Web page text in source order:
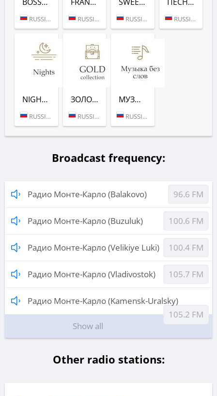
RUSSIA (MOSCOW) RUSSIA (MOSCOW) RUSSIA (MOSCOW) RUSSIA (MOSCOW)
NIGHTS (РАДИО МОНТЕ-КАРЛО)
RUSSIA (MOSCOW)
ЗОЛОТАЯ КОЛЛЕКЦИЯ (РАДИО МОНТЕ-КАРЛО)
RUSSIA (MOSCOW)
МУЗЫКА БЕЗ СЛОВ (РАДИО МОНТЕ-КАРЛО)
RUSSIA (MOSCOW)
Broadcast frequency:
Радио Монте-Карло (Balakovo) 96.6 FM
Радио Монте-Карло (Buzuluk) 100.6 FM
Радио Монте-Карло (Velikiye Luki) 100.4 FM
Радио Монте-Карло (Vladivostok) 105.7 FM
Радио Монте-Карло (Kamensk-Uralsky)
105.2 FM
Show all
Other radio stations: